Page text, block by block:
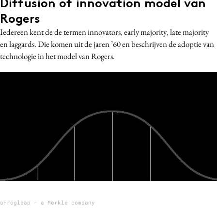
Rogers
Iedereen kent de de termen innovators, early majority, late majority
en laggards. Die komen uit de jaren ’60 en beschrijven de adoptie van
technologie in het model van Rogers.
aFrogleap - a Merkle company